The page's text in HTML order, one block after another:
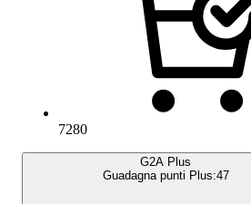
7280
G2A Plus
Guadagna punti Plus:47